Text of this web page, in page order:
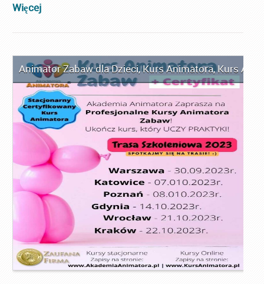
Więcej
Animator Zabaw dla Dzieci,Kurs Animatora,Kurs